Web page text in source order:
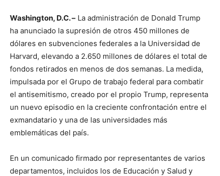
Washington, D.C. – La administración de Donald Trump
ha anunciado la supresión de otros 450 millones de
dólares en subvenciones federales a la Universidad de
Harvard, elevando a 2.650 millones de dólares el total de
fondos retirados en menos de dos semanas. La medida,
impulsada por el Grupo de trabajo federal para combatir
el antisemitismo, creado por el propio Trump, representa
un nuevo episodio en la creciente confrontación entre el
exmandatario y una de las universidades más
emblemáticas del país.
En un comunicado firmado por representantes de varios
departamentos, incluidos los de Educación y Salud y